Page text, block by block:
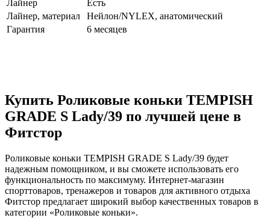
Лайнер
Есть
Лайнер, материал
Нейлон/NYLEX, анатомический
Гарантия
6 месяцев
Купить Роликовые коньки TEMPISH
GRADE S Lady/39 по лучшей цене в
Фитстор
Роликовые коньки TEMPISH GRADE S Lady/39 будет
надежным помощником, и вы сможете использовать его
функциональность по максимуму. Интернет-магазин
спорттоваров, тренажеров и товаров для активного отдыха
Фитстор предлагает широкий выбор качественных товаров в
категории «Роликовые коньки».